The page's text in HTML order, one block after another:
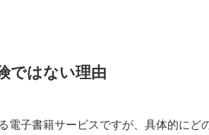
ではない理由
電子書籍サービスですが、具体的に